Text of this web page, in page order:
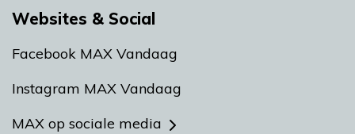
Websites & Social
Facebook MAX Vandaag
Instagram MAX Vandaag
MAX op sociale media